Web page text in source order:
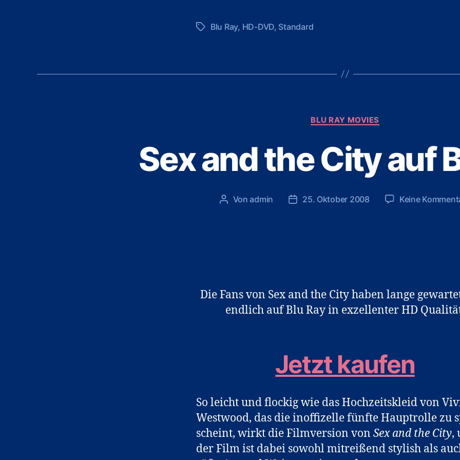
Schlagwörter
Blu Ray, HD-DVD, Standard
Kategorien
BLU RAY MOVIES
Sex and the City auf
Beitragsautor
Vonadmin Veröffentlichungsdatum
25. Oktober 2008 Keine
Die Fans von Sex and the City haben lange
endlich auf Blu Ray in exzellenter HD
Jetzt kaufen
So leicht und flockig wie das Hochzeitskleid von
Westwood, das die inoffizelle fünfte Hauptrolle zu
scheint, wirkt die Filmversion von Sex and the City,
der Film ist dabei sowohl mitreißend stylish als